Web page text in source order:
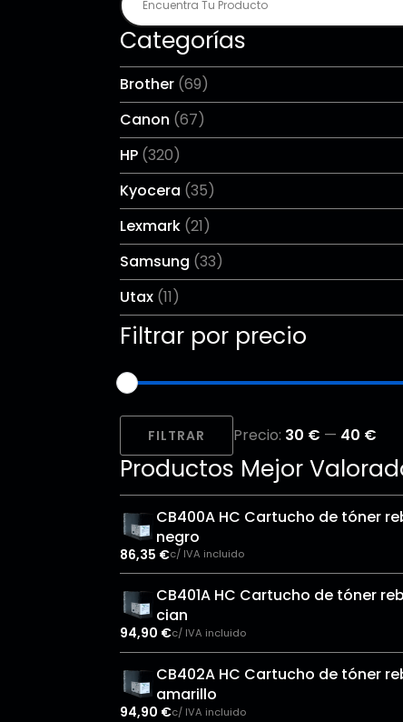
Categorías
Brother (69)
Canon (67)
HP (320)
Kyocera (35)
Lexmark (21)
Samsung (33)
Utax (11)
Filtrar por precio
Precio
mínimo
Precio
máximo
FILTRAR Precio: 30 € — 40 €
Productos Mejor
CB400A HC Cartucho de tóner
negro
86,35 €c/ IVA incluido
CB401A HC Cartucho de tóner
cian
94,90 €c/ IVA incluido
CB402A HC Cartucho de tóner
amarillo
94,90 €c/ IVA incluido